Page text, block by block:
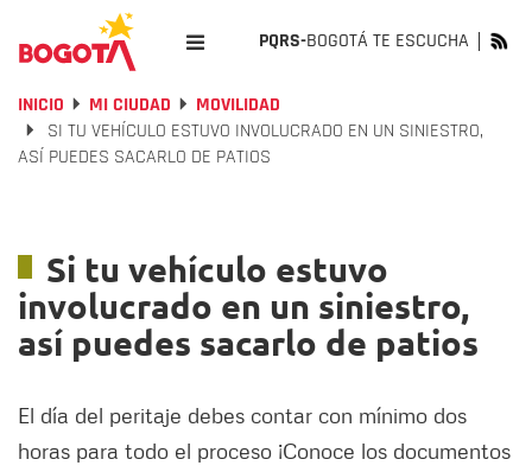
PQRS-BOGOTÁ TE ESCUCHA
INICIO MI CIUDAD
MOVILIDAD
SI TU VEHÍCULO ESTUVO INVOLUCRADO EN UN SINIESTRO,
ASÍ PUEDES SACARLO DE PATIOS
Si tu vehículo estuvo
involucrado en un siniestro,
así puedes sacarlo de patios
El día del peritaje debes contar con mínimo dos
horas para todo el proceso ¡Conoce los documentos